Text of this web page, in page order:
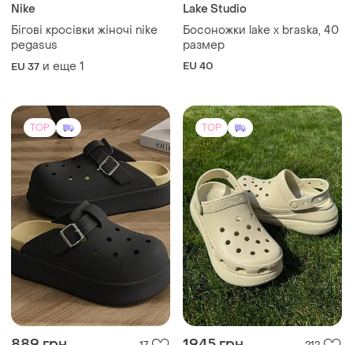
Nike
Бігові кросівки жіночі nike
pegasus
EU 37 и еще 1
Lake Studio
Босоножки lake x braska, 40
размер
EU 40
TOP TOP